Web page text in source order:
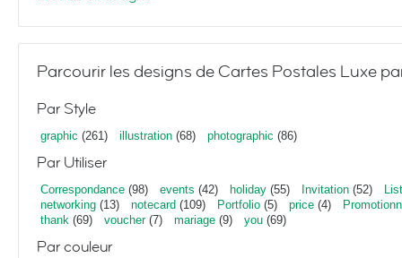
Parcourir les designs de Cartes Postales Luxe
Par Style
graphic (261) illustration (68) photographic (86)
Par Utiliser
Correspondance (98) events (42) holiday (55) Invitation (52)
networking (13) notecard (109) Portfolio (5) price (4)
thank (69) voucher(7) mariage (9) you (69)
Par couleur